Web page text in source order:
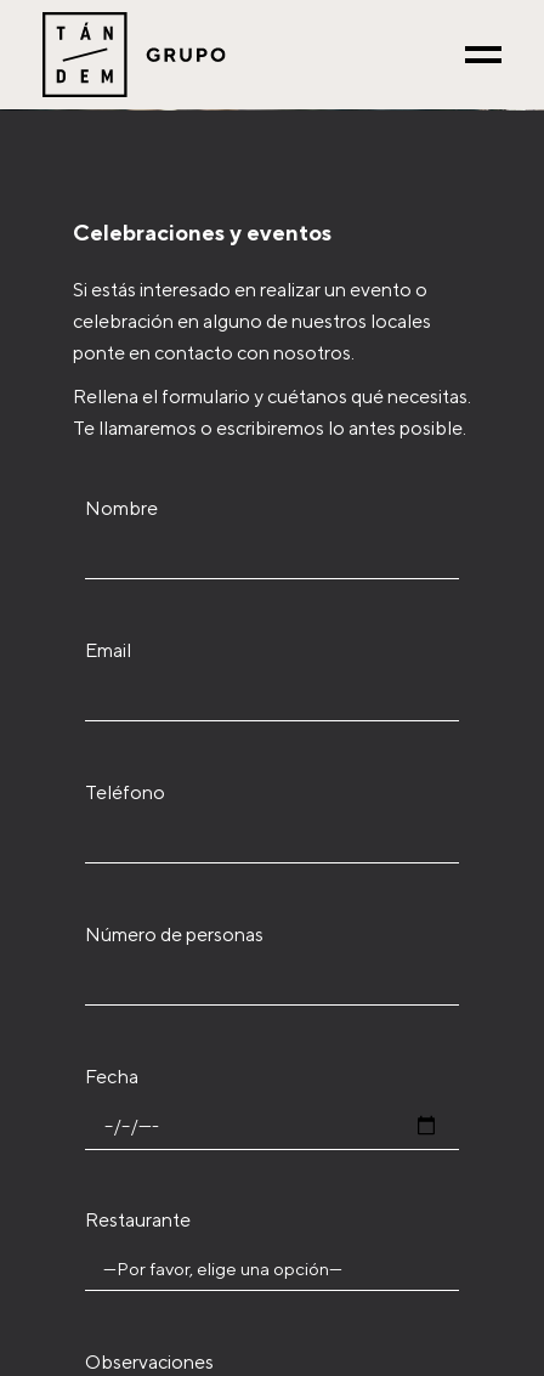
Celebraciones y eventos
Si estás interesado en realizar un evento o
celebración en alguno de nuestros locales
ponte en contacto con nosotros.
Rellena el formulario y cuétanos qué necesitas.
Te llamaremos o escribiremos lo antes posible.
Nombre
Email
Teléfono
Número de personas
Fecha
Restaurante
Observaciones